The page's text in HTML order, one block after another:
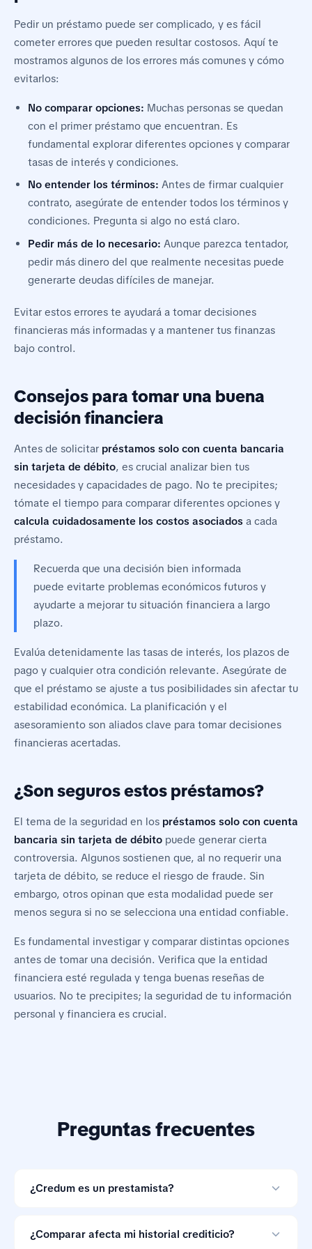
Pedir un préstamo puede ser complicado, y es fácil
cometer errores que pueden resultar costosos. Aquí te
mostramos algunos de los errores más comunes y cómo
evitarlos:
No comparar opciones: Muchas personas se quedan
con el primer préstamo que encuentran. Es
fundamental explorar diferentes opciones y comparar
tasas de interés y condiciones.
No entender los términos: Antes de firmar cualquier
contrato, asegúrate de entender todos los términos y
condiciones. Pregunta si algo no está claro.
Pedir más de lo necesario: Aunque parezca tentador,
pedir más dinero del que realmente necesitas puede
generarte deudas difíciles de manejar.
Evitar estos errores te ayudará a tomar decisiones
financieras más informadas y a mantener tus finanzas
bajo control.
Consejos para tomar una buena
decisión financiera
Antes de solicitar préstamos solo con cuenta bancaria
sin tarjeta de débito, es crucial analizar bien tus
necesidades y capacidades de pago. No te precipites;
tómate el tiempo para comparar diferentes opciones y
calcula cuidadosamente los costos asociados a cada
préstamo.
Recuerda que una decisión bien informada
puede evitarte problemas económicos futuros y
ayudarte a mejorar tu situación financiera a largo
plazo.
Evalúa detenidamente las tasas de interés, los plazos de
pago y cualquier otra condición relevante. Asegúrate de
que el préstamo se ajuste a tus posibilidades sin afectar tu
estabilidad económica. La planificación y el
asesoramiento son aliados clave para tomar decisiones
financieras acertadas.
¿Son seguros estos préstamos?
El tema de la seguridad en los préstamos solo con cuenta
bancaria sin tarjeta de débito puede generar cierta
controversia. Algunos sostienen que, al no requerir una
tarjeta de débito, se reduce el riesgo de fraude. Sin
embargo, otros opinan que esta modalidad puede ser
menos segura si no se selecciona una entidad confiable.
Es fundamental investigar y comparar distintas opciones
antes de tomar una decisión. Verifica que la entidad
financiera esté regulada y tenga buenas reseñas de
usuarios. No te precipites; la seguridad de tu información
personal y financiera es crucial.
Preguntas frecuentes
¿Credum es un prestamista?
préstamos en línea y no otorga créditos.
¿Comparar afecta mi historial crediticio?